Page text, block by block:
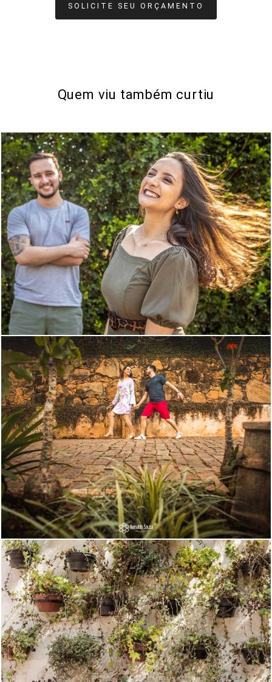
SOLICITE SEU ORÇAMENTO
Quem viu também curtiu
1782 21
2431 4
1907 0